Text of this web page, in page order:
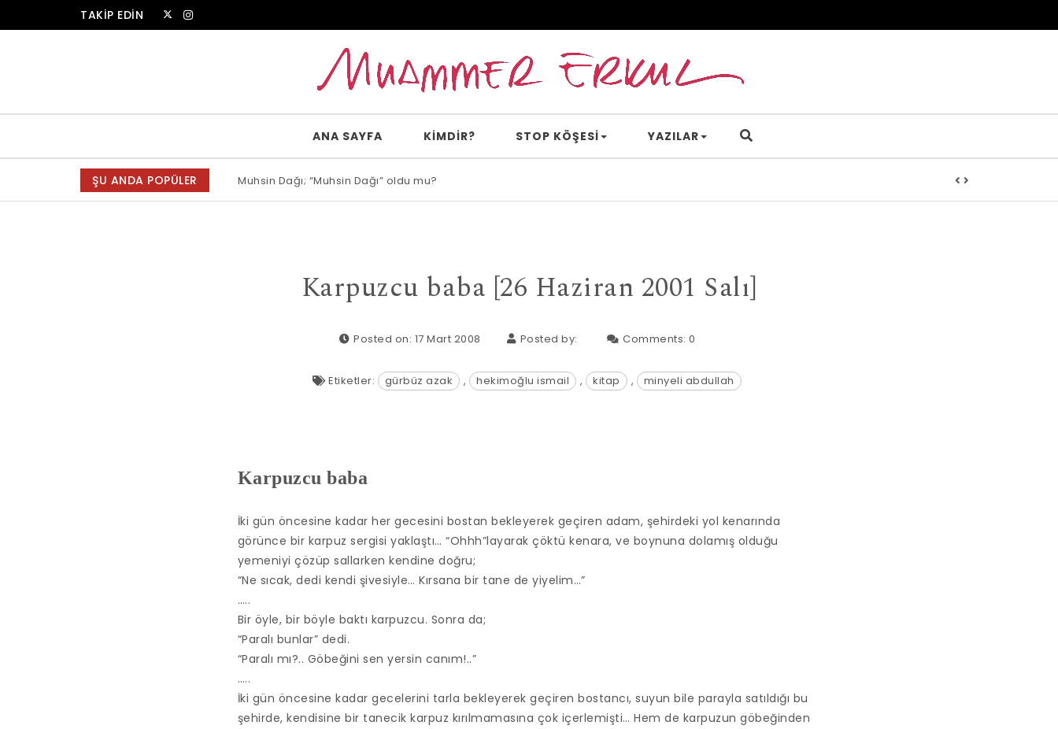
Skip to contentTAKİP EDİN
ANA SAYFA KİMDİR? STOP KÖŞESI YAZILAR
ŞU ANDA POPÜLER Muhsin Dağı; “Muhsin Dağı” oldu mu?
Allah bir, dese sözüne inanır mısın?
Karpuzcu baba [26 Haziran 2001 Salı]
Posted on: 17 Mart 2008 Posted by: Comments: 0
Etiketler: gürbüz azak , hekimoğlu ismail , kitap , minyeli abdullah
Karpuzcu baba
İki gün öncesine kadar her gecesini bostan bekleyerek geçiren adam, şehirdeki yol kenarında
görünce bir karpuz sergisi yaklaştı… “Ohhh”layarak çöktü kenara, ve boynuna dolamış olduğu
yemeniyi çözüp sallarken kendine doğru;
“Ne sıcak, dedi kendi şivesiyle… Kırsana bir tane de yiyelim…”
…..
Bir öyle, bir böyle baktı karpuzcu. Sonra da;
“Paralı bunlar” dedi.
“Paralı mı?.. Göbeğini sen yersin canım!..”
…..
İki gün öncesine kadar gecelerini tarla bekleyerek geçiren bostancı, suyun bile parayla satıldığı bu
şehirde, kendisine bir tanecik karpuz kırılmamasına çok içerlemişti… Hem de karpuzun göbeğinden